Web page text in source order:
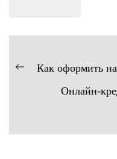
Навигация
Предыдущая
Как оформить
Онлайн-